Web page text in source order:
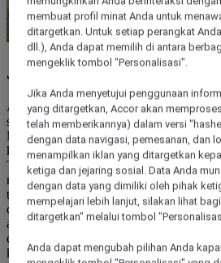
JELAJAHI TOKO
Apakah Anda ingin menikmati tidur
seperti yang Anda rasakan selama
Mengapa tidak menghadirkan kualitas
kenyamanan kamar tidur Anda sendiri?
Toko Mercure memanfaatkan keahlian
menghadirkan esensi kenyamanan untuk
tidur Mercure di rumah. Jelajahi hasil
cermat untuk memastikan tidur yang
alas tempat tidur premium dengan
empuk seperti bantal hotel, topper matras
kenyamanan, dan selimut yang
membuat profil minat Anda untuk
ditargetkan. Untuk setiap perangkat
dll.), Anda dapat memilih di antara
mengeklik tombol "Personalisasi".
Jika Anda menyetujui penggunaan
yang ditargetkan, Accor akan
telah memberikannya) dalam versi
dengan data navigasi, pemesanan, dan
menampilkan iklan yang ditargetkan
ketiga dan jejaring sosial. Data Anda
dengan data yang dimiliki oleh pihak
mempelajari lebih lanjut, silakan lihat
ditargetkan" melalui tombol
Anda dapat mengubah pilihan Anda